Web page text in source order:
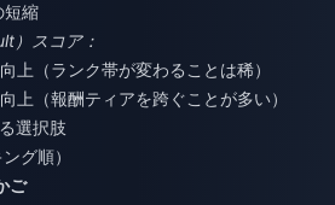
短縮
）スコア：
上（ランク帯が変わることは稀）
上（報酬ティアを跨ぐことが多い）
選択肢
グ順）
ご